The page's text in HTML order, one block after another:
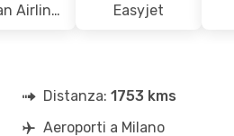
Aegean Airlines Easyjet
Distanza: 1753 kms
Aeroporti a Milano